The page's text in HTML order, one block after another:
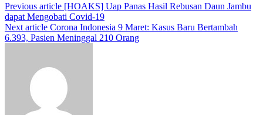
Previous article [HOAKS] Uap Panas Hasil Rebusan Daun Jambu
dapat Mengobati Covid-19
Next article Corona Indonesia 9 Maret: Kasus Baru Bertambah
6.393, Pasien Meninggal 210 Orang